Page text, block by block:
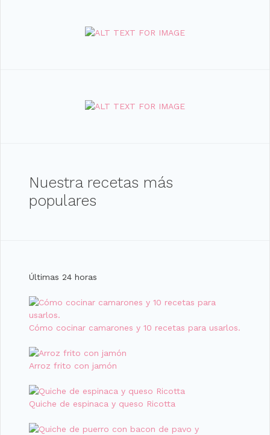
Nuestra recetas más
populares
Últimas 24 horas
Cómo cocinar camarones y 10 recetas para usarlos.
Arroz frito con jamón
Quiche de espinaca y queso Ricotta